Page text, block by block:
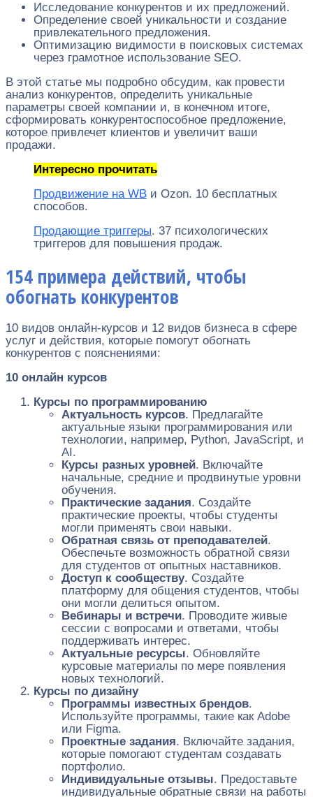
Исследование конкурентов и их предложений.
Определение своей уникальности и создание
привлекательного предложения.
Оптимизацию видимости в поисковых системах
через грамотное использование SEO.
В этой статье мы подробно обсудим, как провести
анализ конкурентов, определить уникальные
параметры своей компании и, в конечном итоге,
сформировать конкурентоспособное предложение,
которое привлечет клиентов и увеличит ваши
продажи.
Интересно прочитать
Продвижение на WB и Ozon. 10 бесплатных
способов.
Продающие триггеры. 37 психологических
триггеров для повышения продаж.
154 примера действий, чтобы
обогнать конкурентов
10 видов онлайн-курсов и 12 видов бизнеса в сфере
услуг и действия, которые помогут обогнать
конкурентов с пояснениями:
10 онлайн курсов
Курсы по программированию
Актуальность курсов. Предлагайте
актуальные языки программирования или
технологии, например, Python, JavaScript, и
AI.
Курсы разных уровней. Включайте
начальные, средние и продвинутые уровни
обучения.
Практические задания. Создайте
практические проекты, чтобы студенты
могли применять свои навыки.
Обратная связь от преподавателей.
Обеспечьте возможность обратной связи
для студентов от опытных наставников.
Доступ к сообществу. Создайте
платформу для общения студентов, чтобы
они могли делиться опытом.
Вебинары и встречи. Проводите живые
сессии с вопросами и ответами, чтобы
поддерживать интерес.
Актуальные ресурсы. Обновляйте
курсовые материалы по мере появления
новых технологий.
Курсы по дизайну
Программы известных брендов.
Используйте программы, такие как Adobe
или Figma.
Проектные задания. Включайте задания,
которые помогают студентам создавать
портфолио.
Индивидуальные отзывы. Предоставьте
индивидуальные обратные связи на работы